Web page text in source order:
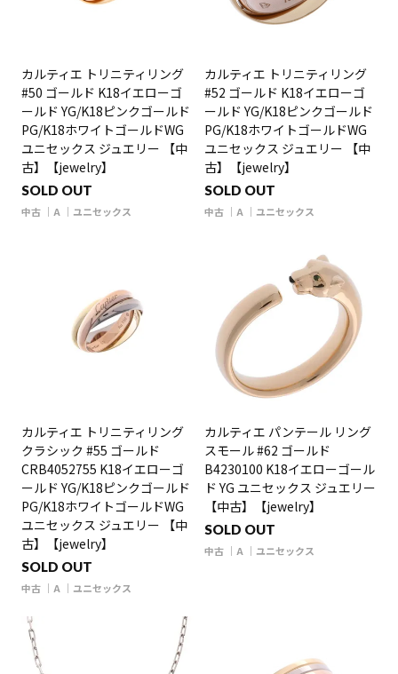
カルティエ トリニティリング
#50 ゴールド K18イエローゴ
ールド YG/K18ピンクゴールド
PG/K18ホワイトゴールドWG
ユニセックス ジュエリー 【中
古】【jewelry】
SOLD OUT
中古 A ユニセックス
カルティエ トリニティリング
#52 ゴールド K18イエローゴ
ールド YG/K18ピンクゴールド
PG/K18ホワイトゴールドWG
ユニセックス ジュエリー 【中
古】【jewelry】
SOLD OUT
中古 A ユニセックス
カルティエ トリニティリング
クラシック #55 ゴールド
CRB4052755 K18イエローゴ
ールド YG/K18ピンクゴールド
PG/K18ホワイトゴールドWG
ユニセックス ジュエリー 【中
古】【jewelry】
SOLD OUT
中古 A ユニセックス
カルティエ パンテール リング
スモール #62 ゴールド
B4230100 K18イエローゴール
ド YG ユニセックス ジュエリー
【中古】【jewelry】
SOLD OUT
中古 A ユニセックス